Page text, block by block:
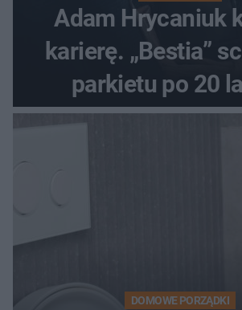
Adam Hrycaniuk
karierę. „Bestia”
parkietu po 20
DOMOWE PORZĄDKI